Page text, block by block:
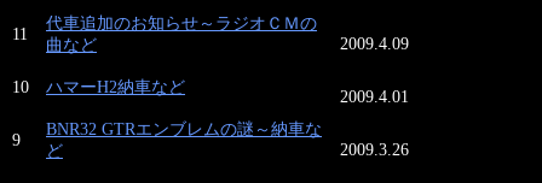
11
代車追加のお知らせ～ラジオＣＭの
曲など
2009.4.09
10 ハマーH2納車など
2009.4.01
9
BNR32 GTRエンブレムの謎～納車な
ど
2009.3.26